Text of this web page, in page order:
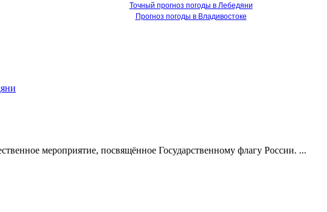
Точный прогноз погоды в Лебедяни
Прогноз погоды в Владивостоке
мероприятие, посвящённое Государственному флагу России. ...